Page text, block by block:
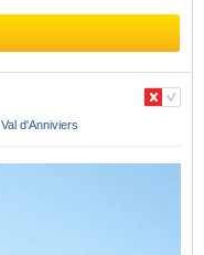
Val d'Anniviers